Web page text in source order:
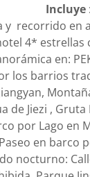
Incluye :
y recorrido en
4* estrellas
en:
los barrios
de Jiezi , Gruta
por Lago en
Paseo en barco
nocturno: